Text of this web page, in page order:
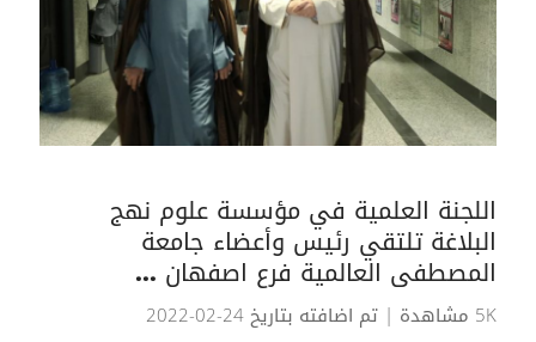
اللجنة العلمية في مؤسسة علوم نهج
البلاغة تلتقي رئيس وأعضاء جامعة
المصطفى العالمية فرع اصفهان ...
5K مشاهدة
| تم اضافته بتاريخ 24-02-2022